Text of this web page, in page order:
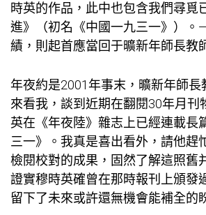
時英的作品，此中也包含我們尋覓
進》（初名《中國一九三一》）。
績，則起首應當回于曠新年師長教
年夜約是2001年事末，曠新年師長
來看我，談到近期在翻閱30年月刊
英在《年夜陸》雜志上已經連載長
三一》。我真是喜出看外，請他趕
檢閱校對的成果，固然了解這照舊
證實穆時英確曾在那時報刊上頒發
留下了未來或許還無機會能補全的